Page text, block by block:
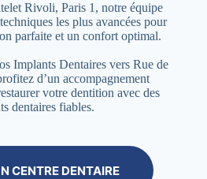
Rivoli, Paris 1, notre équipe
les plus avancées pour
parfaite et un confort optimal.
Implants Dentaires vers Rue de
d’un accompagnement
votre dentition avec des
dentaires fiables.
CENTRE DENTAIRE